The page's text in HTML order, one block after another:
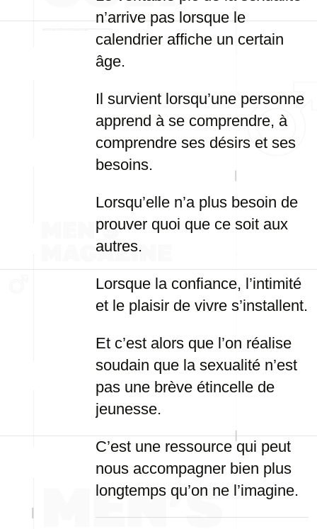
n’arrive pas lorsque le
calendrier affiche un certain
âge.
Il survient lorsqu’une personne
apprend à se comprendre, à
comprendre ses désirs et ses
besoins.
Lorsqu’elle n’a plus besoin de
prouver quoi que ce soit aux
autres.
Lorsque la confiance, l’intimité
et le plaisir de vivre s’installent.
Et c’est alors que l’on réalise
soudain que la sexualité n’est
pas une brève étincelle de
jeunesse.
C’est une ressource qui peut
nous accompagner bien plus
longtemps qu’on ne l’imagine.